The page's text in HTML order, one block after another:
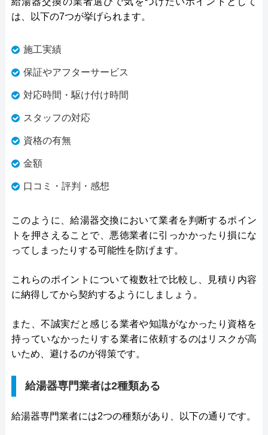
は、以下の7つが挙げられます。
施工実績
保証やアフターサービス
対応時間・駆け付け時間
スタッフの対応
資格の有無
金額
口コミ・評判・感想
このように、給湯器交換において業者を判断するポイン
トを押さえることで、悪徳業者に引っかかったり損にな
ってしまったりする可能性を防げます。
これらのポイントについて複数社で比較し、見積り内容
に納得してから契約するようにしましょう。
また、不誠実だと感じる業者や知識がなかったり資格を
持っていなかったりする業者に依頼するのはリスクが高
いため、避けるのが得策です。
給湯器専門業者は2種類ある
給湯器専門業者には2つの種類があり、以下の通りです。